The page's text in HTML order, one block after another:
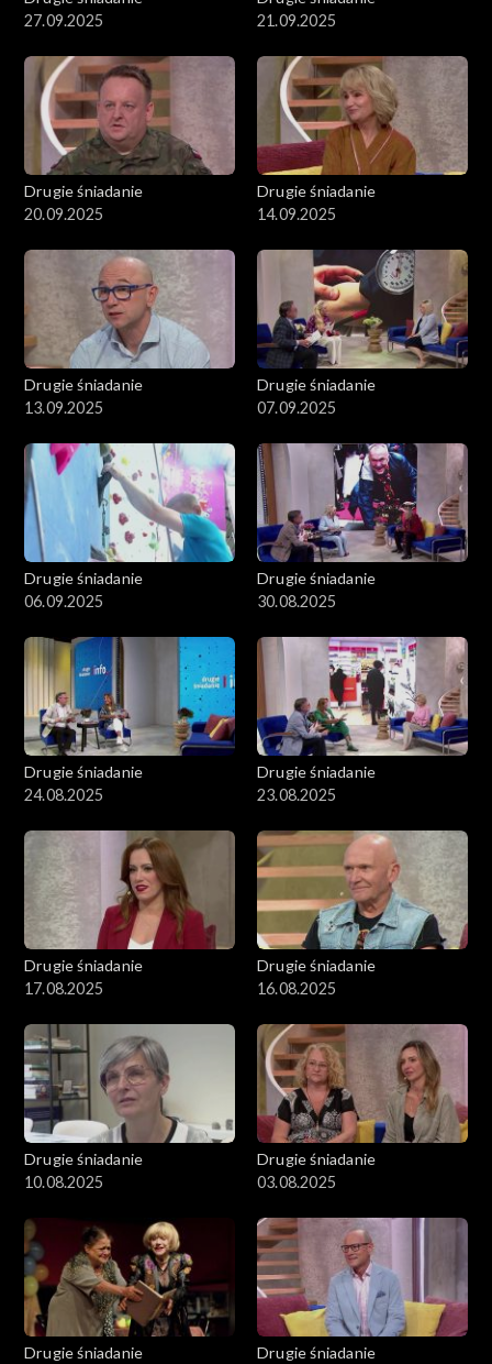
27.09.2025
21.09.2025
Drugie śniadanie
20.09.2025
Drugie śniadanie
14.09.2025
Drugie śniadanie
13.09.2025
Drugie śniadanie
07.09.2025
Drugie śniadanie
06.09.2025
Drugie śniadanie
30.08.2025
Drugie śniadanie
24.08.2025
Drugie śniadanie
23.08.2025
Drugie śniadanie
17.08.2025
Drugie śniadanie
16.08.2025
Drugie śniadanie
10.08.2025
Drugie śniadanie
03.08.2025
Drugie śniadanie
Drugie śniadanie